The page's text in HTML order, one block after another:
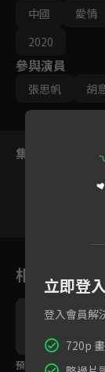
中國
愛情
2020
參與演員
張思帆 胡
集數列表
相關花絮
預告：天降聖女戀上
立即登
登入會員解
720p